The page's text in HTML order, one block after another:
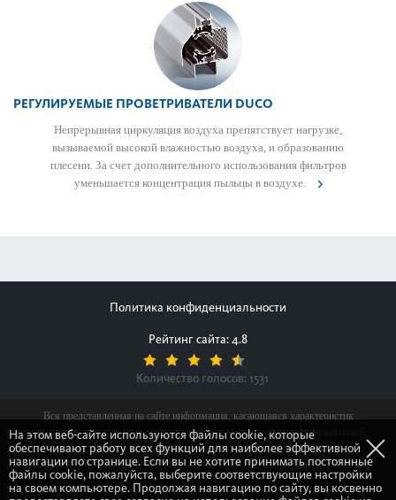
РЕГУЛИРУЕМЫЕ ПРОВЕТРИВАТЕЛИ DUCO
Непр­ер­ывная цир­куляция воздуха препятствует нагрузке,
вызываемой выс­окой влажно­стью воздуха, и обра­зованию
плесени. За счет дополнительного исполь­зования фильтров
уменьшается концентрация пыльцы в воздухе.
Политика конфиденциальности
Рейтинг сайта: 4.8
Количество голосов: 1531
Вся представленная на сайте информация, касающаяся характеристик
продуктов, наличия на складе, стоимости товаров, носит информационный
характер и ни при каких условиях не является публичной офертой,
определяемой положениями Статьи 437(2) Гражданского кодекса Российской
Федерации.
На этом веб-сайте используются файлы cookie, которые
обеспечивают работу всех функций для наиболее эффективной
навигации по странице. Если вы не хотите принимать постоянные
файлы cookie, пожалуйста, выберите соответствующие настройки
на своем компьютере. Продолжая навигацию по сайту, вы косвенно